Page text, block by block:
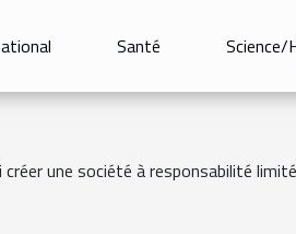
Santé Science/
créer une société à responsabilité